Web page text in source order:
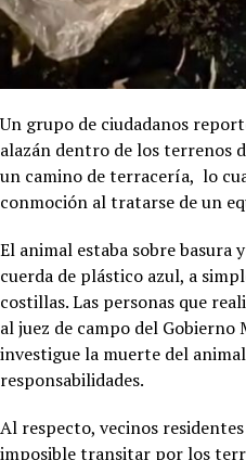
Un grupo de ciudadanos
alazán dentro de los terrenos
un camino de terracería, lo
conmoción al tratarse de un
El animal estaba sobre basura
cuerda de plástico azul, a
costillas. Las personas que
al juez de campo del
investigue la muerte del
responsabilidades.
Al respecto, vecinos
imposible transitar por los